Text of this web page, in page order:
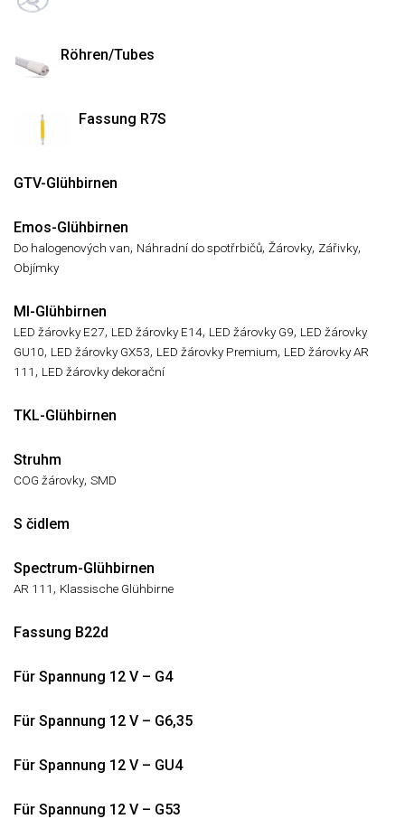
Röhren/Tubes
Fassung R7S
GTV-Glühbirnen
Emos-Glühbirnen
Do halogenových van, Náhradní do spotřrbičů, Žárovky, Zářivky,
Objímky
MI-Glühbirnen
LED žárovky E27, LED žárovky E14, LED žárovky G9, LED žárovky
GU10, LED žárovky GX53, LED žárovky Premium, LED žárovky AR
111 , LED žárovky dekorační
TKL-Glühbirnen
Struhm
COG žárovky, SMD
S čidlem
Spectrum-Glühbirnen
AR 111 , Klassische Glühbirne
Fassung B22d
Für Spannung 12 V – G4
Für Spannung 12 V – G6,35
Für Spannung 12 V – GU4
Für Spannung 12 V – G53